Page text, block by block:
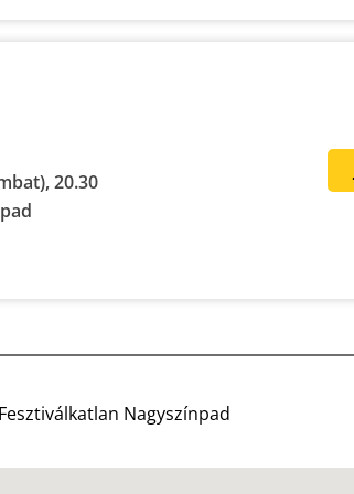
20.30
Fesztiválkatlan Nagyszínpad